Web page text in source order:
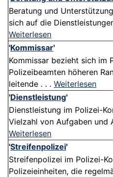
Beratung und
sich auf die
Weiterlesen
'Kommissar'
Kommissar bezieht sich im
Polizeibeamten höheren
leitende . . . Weiterlesen
'Dienstleistung'
Dienstleistung im Polizei-
Vielzahl von Aufgaben und
Weiterlesen
'Streifenpolizei'
Streifenpolizei im Polizei-
Polizeieinheiten, die